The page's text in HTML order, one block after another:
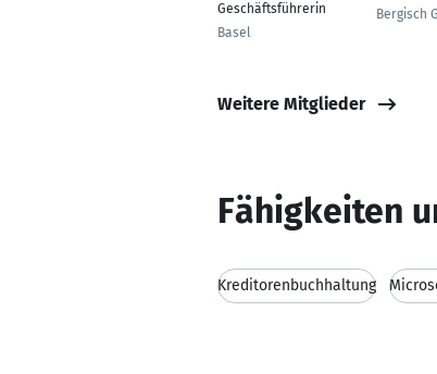
Geschäftsführerin
Basel
Bergisch
Weitere Mitglieder
Fähigkeiten
Kreditorenbuchhaltung